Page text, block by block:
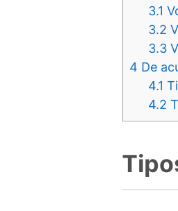
3.1
3.2
3.3
4 De
4.1
4.2